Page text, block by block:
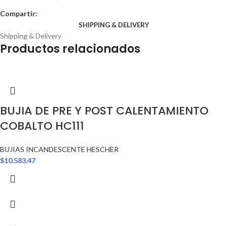
Compartir:
SHIPPING & DELIVERY
Shipping & Delivery
Productos relacionados
BUJIA DE PRE Y POST CALENTAMIENTO
COBALTO HC111
BUJIAS INCANDESCENTE HESCHER
$10.583,47